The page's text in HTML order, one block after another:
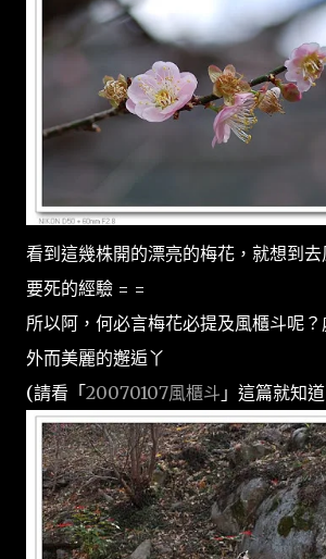
看到這幾株開的漂亮的梅花，就想到
要死的經驗 = =
所以阿，何必言梅花必提及風櫃斗呢
外而美麗的邂逅丫
(請看「20070107風櫃斗 」這篇就知